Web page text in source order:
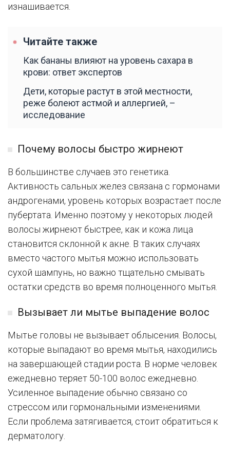
изнашивается.
Читайте также
Как бананы влияют на уровень сахара в
крови: ответ экспертов
Дети, которые растут в этой местности,
реже болеют астмой и аллергией, –
исследование
Почему волосы быстро жирнеют
В большинстве случаев это генетика.
Активность сальных желез связана с гормонами
андрогенами, уровень которых возрастает после
пубертата. Именно поэтому у некоторых людей
волосы жирнеют быстрее, как и кожа лица
становится склонной к акне. В таких случаях
вместо частого мытья можно использовать
сухой шампунь, но важно тщательно смывать
остатки средств во время полноценного мытья.
Вызывает ли мытье выпадение волос
Мытье головы не вызывает облысения. Волосы,
которые выпадают во время мытья, находились
на завершающей стадии роста. В норме человек
ежедневно теряет 50-100 волос ежедневно.
Усиленное выпадение обычно связано со
стрессом или гормональными изменениями.
Если проблема затягивается, стоит обратиться к
дерматологу.